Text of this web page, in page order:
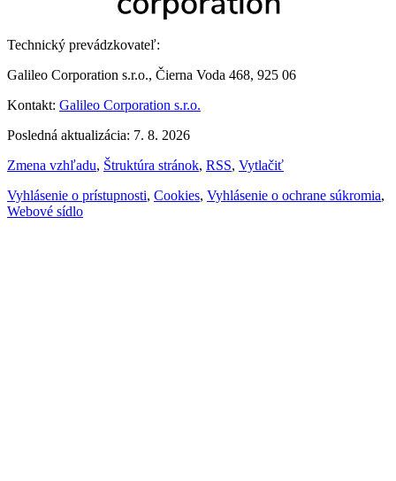
Technický prevádzkovateľ:
Galileo Corporation s.r.o., Čierna Voda 468, 925 06
Kontakt: Galileo Corporation s.r.o.
Posledná aktualizácia: 7. 8. 2026
Zmena vzhľadu, Štruktúra stránok, RSS, Vytlačiť
Vyhlásenie o prístupnosti, Cookies, Vyhlásenie o ochrane súkromia,
Webové sídlo